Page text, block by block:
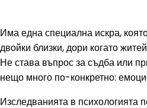
Има една специална искра,
двойки близки, дори когато
Не става въпрос за съдба или
нещо много по-конкретно:
Изследванията в психологията